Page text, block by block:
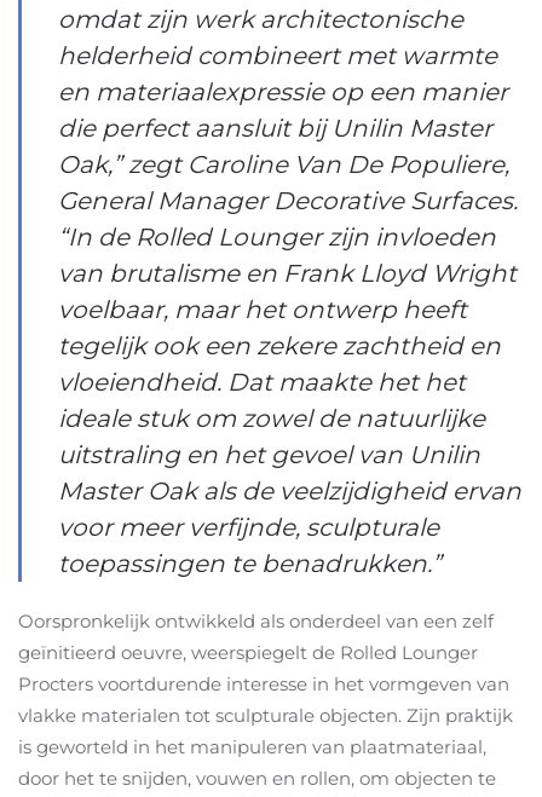
omdat zijn werk architectonische
helderheid combineert met warmte
en materiaalexpressie op een manier
die perfect aansluit bij Unilin Master
Oak,” zegt Caroline Van De Populiere,
General Manager Decorative Surfaces.
“In de Rolled Lounger zijn invloeden
van brutalisme en Frank Lloyd Wright
voelbaar, maar het ontwerp heeft
tegelijk ook een zekere zachtheid en
vloeiendheid. Dat maakte het het
ideale stuk om zowel de natuurlijke
uitstraling en het gevoel van Unilin
Master Oak als de veelzijdigheid ervan
voor meer verfijnde, sculpturale
toepassingen te benadrukken.”
Oorspronkelijk ontwikkeld als onderdeel van een zelf
geïnitieerd oeuvre, weerspiegelt de Rolled Lounger
Procters voortdurende interesse in het vormgeven van
vlakke materialen tot sculpturale objecten. Zijn praktijk
is geworteld in het manipuleren van plaatmateriaal,
door het te snijden, vouwen en rollen, om objecten te